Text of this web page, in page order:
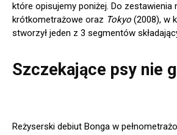
które opisujemy poniżej. Do zestawienia
krótkometrażowe oraz Tokyo (2008), w
stworzył jeden z 3 segmentów
Szczekające psy nie
Reżyserski debiut Bonga w